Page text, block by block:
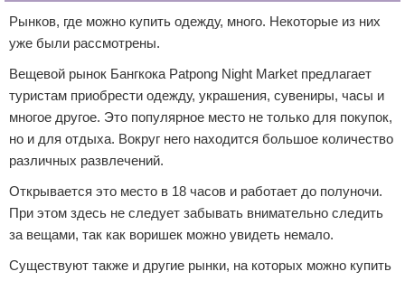
Рынков, где можно купить одежду, много. Некоторые из них
уже были рассмотрены.
Вещевой рынок Бангкока Patpong Night Market предлагает
туристам приобрести одежду, украшения, сувениры, часы и
многое другое. Это популярное место не только для покупок,
но и для отдыха. Вокруг него находится большое количество
различных развлечений.
Открывается это место в 18 часов и работает до полуночи.
При этом здесь не следует забывать внимательно следить
за вещами, так как воришек можно увидеть немало.
Существуют также и другие рынки, на которых можно купить